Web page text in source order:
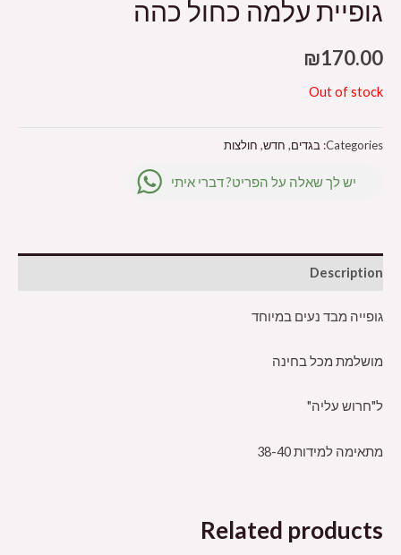
גופיית עלמה כחול כהה
₪170.00
Out of stock
Categories: בגדים, חדש, חולצות
יש לך שאלה על הפריט? דברי איתי
Description
גופייה מבד נעים במיוחד
מושלמת מכל בחינה
ל"חרוש עליה"
מתאימה למידות 38-40
Related products